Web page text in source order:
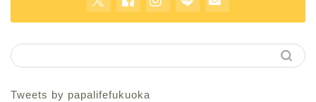
Tweets by papalifefukuoka